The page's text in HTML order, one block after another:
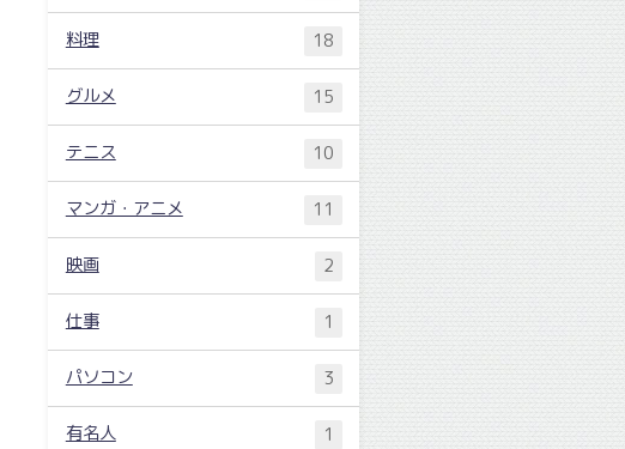
料理 18
グルメ 15
テニス 10
マンガ・アニメ 11
映画 2
仕事 1
パソコン 3
有名人 1